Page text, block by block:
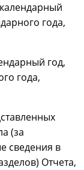
года,
год,
года,
(за
сведения в
Отчета,